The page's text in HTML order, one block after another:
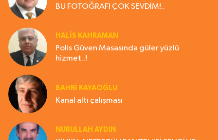
BU FOTOĞRAFI ÇOK SEVDİM!..
HALIS KAHRAMAN
Polis Güven Masasında güler yüzlü
hizmet..!
BAHRI KAYAOĞLU
Kanal altı çalışması
NURULLAH AYDIN